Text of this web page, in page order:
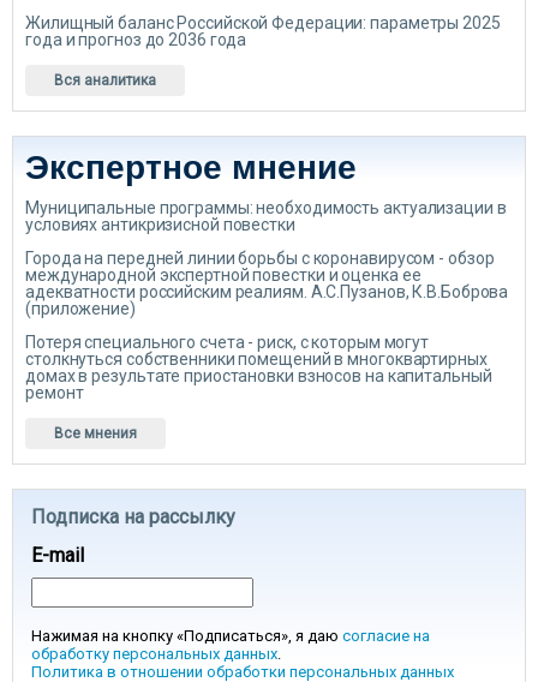
Жилищный баланс Российской Федерации: параметры 2025
года и прогноз до 2036 года
Вся аналитика
Экспертное мнение
Муниципальные программы: необходимость актуализации в
условиях антикризисной повестки
Города на передней линии борьбы с коронавирусом - обзор
международной экспертной повестки и оценка ее
адекватности российским реалиям. А.С.Пузанов, К.В.Боброва
(приложение)
Потеря специального счета - риск, с которым могут
столкнуться собственники помещений в многоквартирных
домах в результате приостановки взносов на капитальный
ремонт
Все мнения
Подписка на рассылку
E-mail
Нажимая на кнопку «Подписаться», я даю согласие на
обработку персональных данных.
Политика в отношении обработки персональных данных